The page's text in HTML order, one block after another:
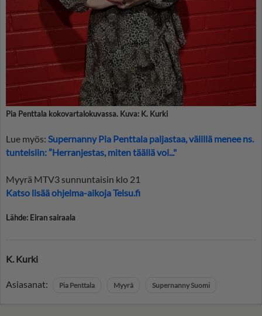
Pia Penttala kokovartalokuvassa. Kuva: K. Kurki
Lue myös: Supernanny Pia Penttala paljastaa, välillä menee ns.
tunteisiin: ”Herranjestas, miten täällä voi..."
Myyrä MTV3 sunnuntaisin klo 21
Katso lisää ohjelma-aikoja Telsu.fi
Lähde: Eiran sairaala
K. Kurki
Asiasanat: Pia Penttala Myyrä Supernanny Suomi